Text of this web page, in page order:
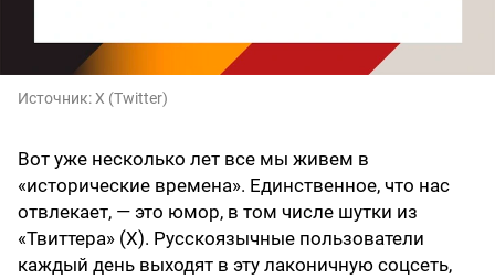
Источник:X (Twitter)
Вот уже несколько лет все мы живем в
«исторические времена». Единственное, что нас
отвлекает, — это юмор, в том числе шутки из
«Твиттера» (X). Русскоязычные пользователи
каждый день выходят в эту лаконичную соцсеть,